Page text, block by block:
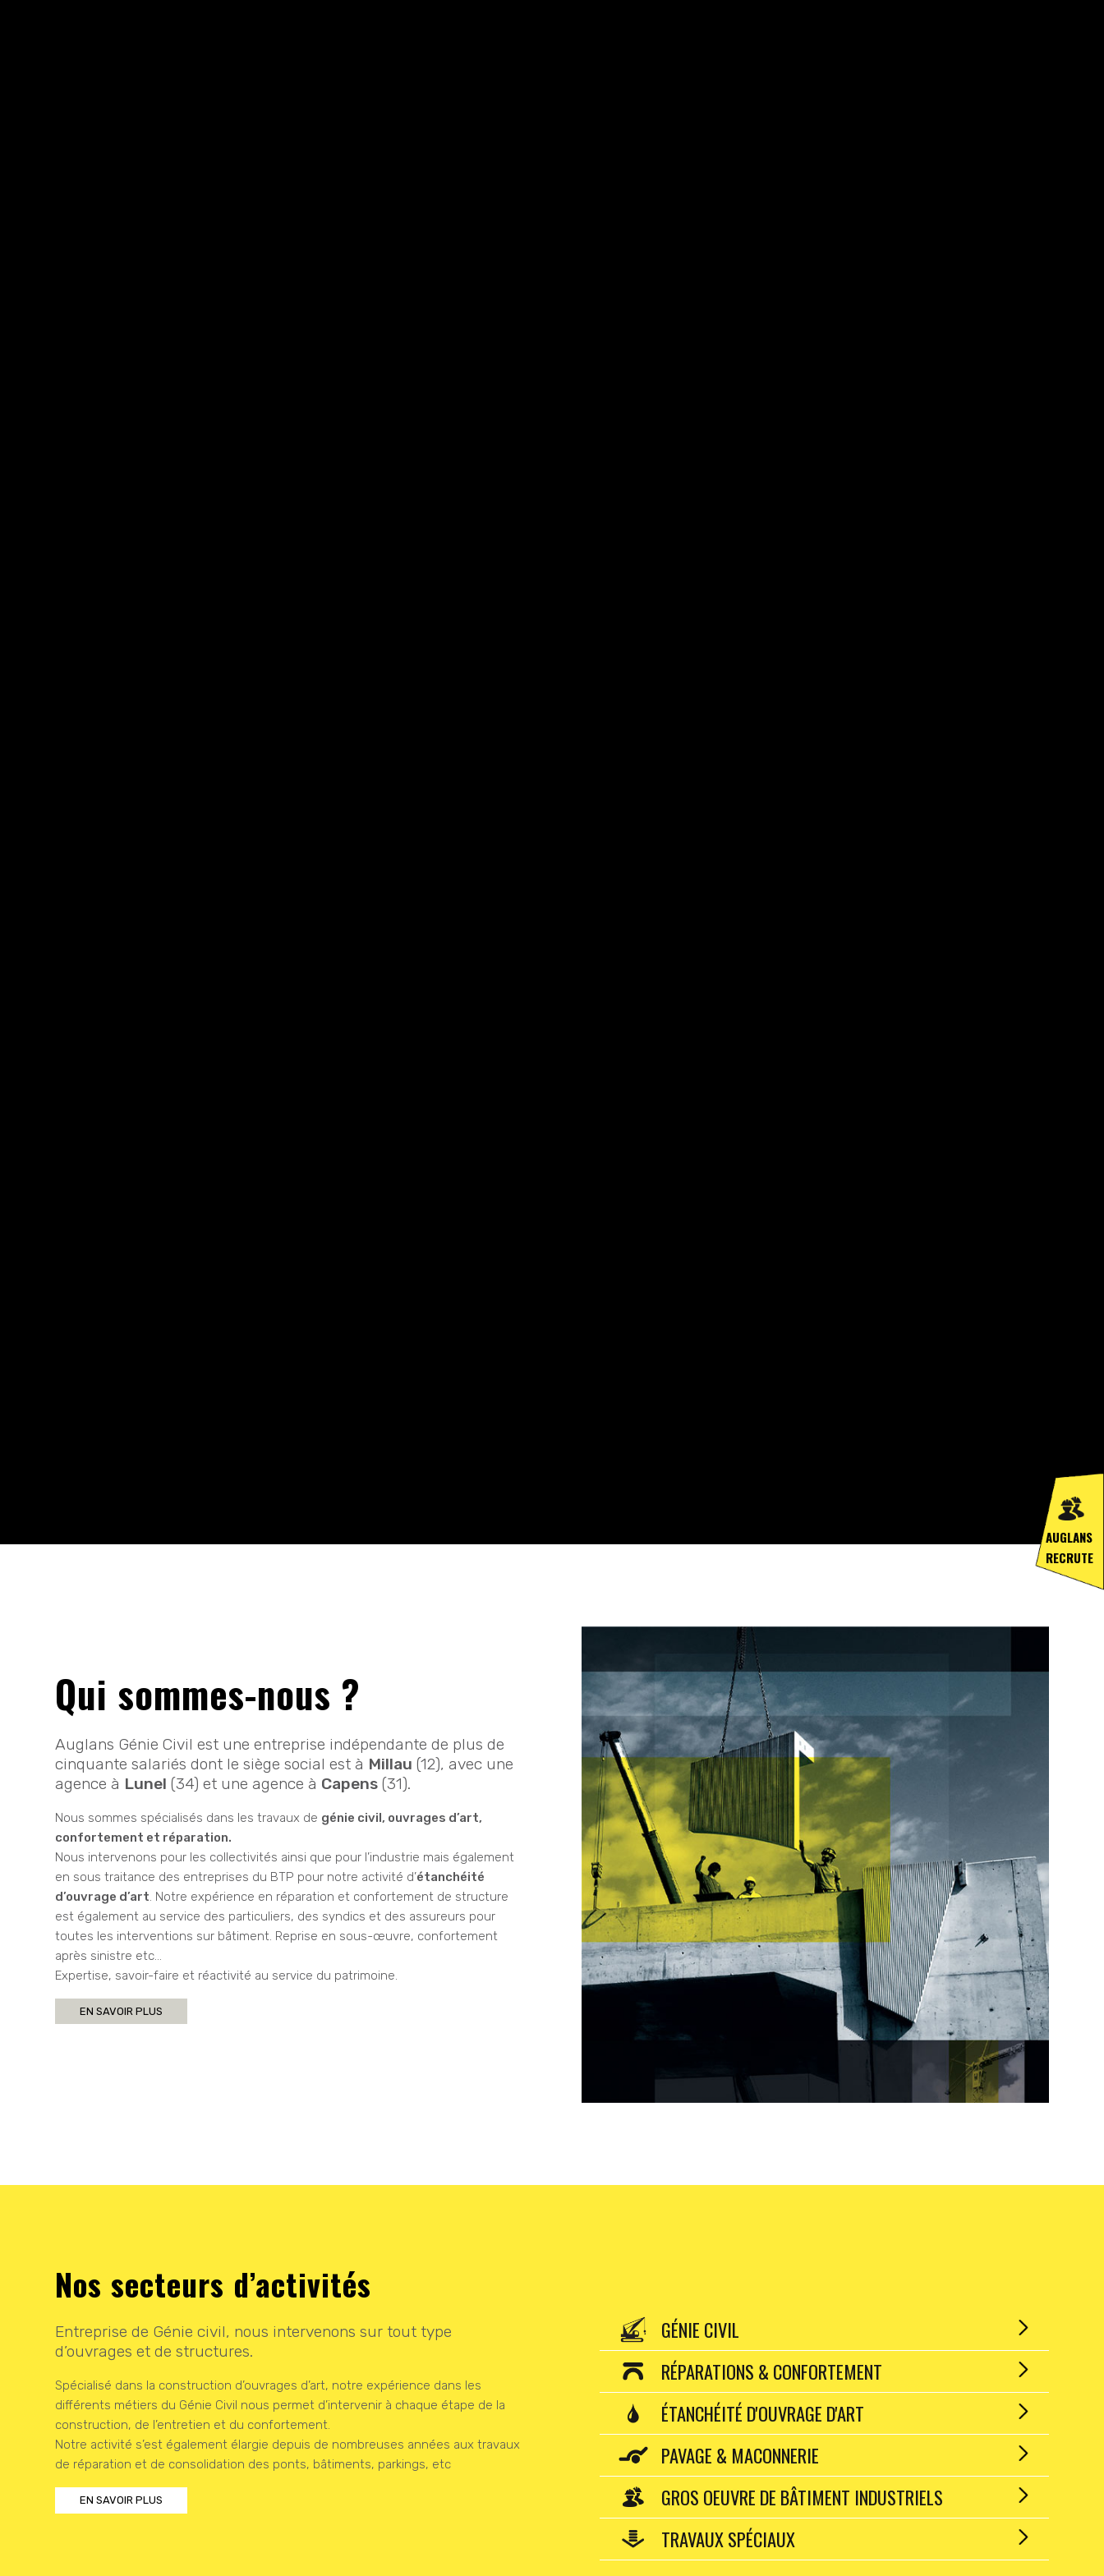
AUGLANS
RECRUTE
Qui sommes-nous ?
Auglans Génie Civil est une entreprise indépendante de plus de
cinquante salariés dont le siège social est à Millau (12), avec une
agence à Lunel (34) et une agence à Capens (31).
Nous sommes spécialisés dans les travaux de génie civil, ouvrages d’art,
confortement et réparation.
Nous intervenons pour les collectivités ainsi que pour l’industrie mais également
en sous traitance des entreprises du BTP pour notre activité d’étanchéité
d’ouvrage d’art. Notre expérience en réparation et confortement de structure
est également au service des particuliers, des syndics et des assureurs pour
toutes les interventions sur bâtiment. Reprise en sous-œuvre, confortement
après sinistre etc…
Expertise, savoir-faire et réactivité au service du patrimoine.
EN SAVOIR PLUS
Nos secteurs d’activités
Entreprise de Génie civil, nous intervenons sur tout type
d’ouvrages et de structures.
Spécialisé dans la construction d’ouvrages d’art, notre expérience dans les
différents métiers du Génie Civil nous permet d’intervenir à chaque étape de la
construction, de l’entretien et du confortement.
Notre activité s’est également élargie depuis de nombreuses années aux travaux
de réparation et de consolidation des ponts, bâtiments, parkings, etc
EN SAVOIR PLUS
GÉNIE CIVIL
RÉPARATIONS & CONFORTEMENT
ÉTANCHÉITÉ D'OUVRAGE D'ART
PAVAGE & MACONNERIE
GROS OEUVRE DE BÂTIMENT INDUSTRIELS
TRAVAUX SPÉCIAUX